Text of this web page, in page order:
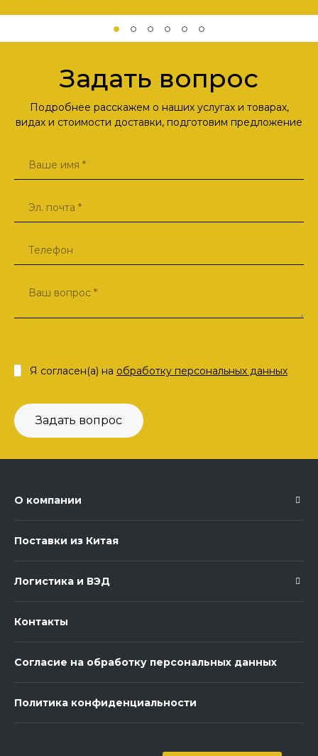
Задать вопрос
Подробнее расскажем о наших услугах и товарах,
видах и стоимости доставки, подготовим предложение
Задать вопрос
Я согласен(а) на обработку персональных данных
О компании
Поставки из Китая
Логистика и ВЭД
Контакты
Согласие на обработку персональных данных
Политика конфиденциальности